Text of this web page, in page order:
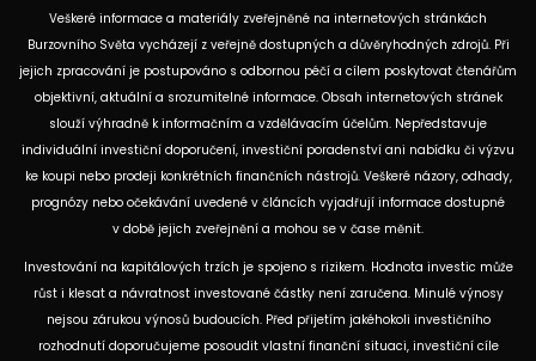
Veškeré informace a materiály zveřejněné na internetových stránkách
Burzovního Světa vycházejí z veřejně dostupných a důvěryhodných zdrojů. Při
jejich zpracování je postupováno s odbornou péčí a cílem poskytovat čtenářům
objektivní, aktuální a srozumitelné informace. Obsah internetových stránek
slouží výhradně k informačním a vzdělávacím účelům. Nepředstavuje
individuální investiční doporučení, investiční poradenství ani nabídku či výzvu
ke koupi nebo prodeji konkrétních finančních nástrojů. Veškeré názory, odhady,
prognózy nebo očekávání uvedené v článcích vyjadřují informace dostupné
v době jejich zveřejnění a mohou se v čase měnit.
Investování na kapitálových trzích je spojeno s rizikem. Hodnota investic může
růst i klesat a návratnost investované částky není zaručena. Minulé výnosy
nejsou zárukou výnosů budoucích. Před přijetím jakéhokoli investičního
rozhodnutí doporučujeme posoudit vlastní finanční situaci, investiční cíle